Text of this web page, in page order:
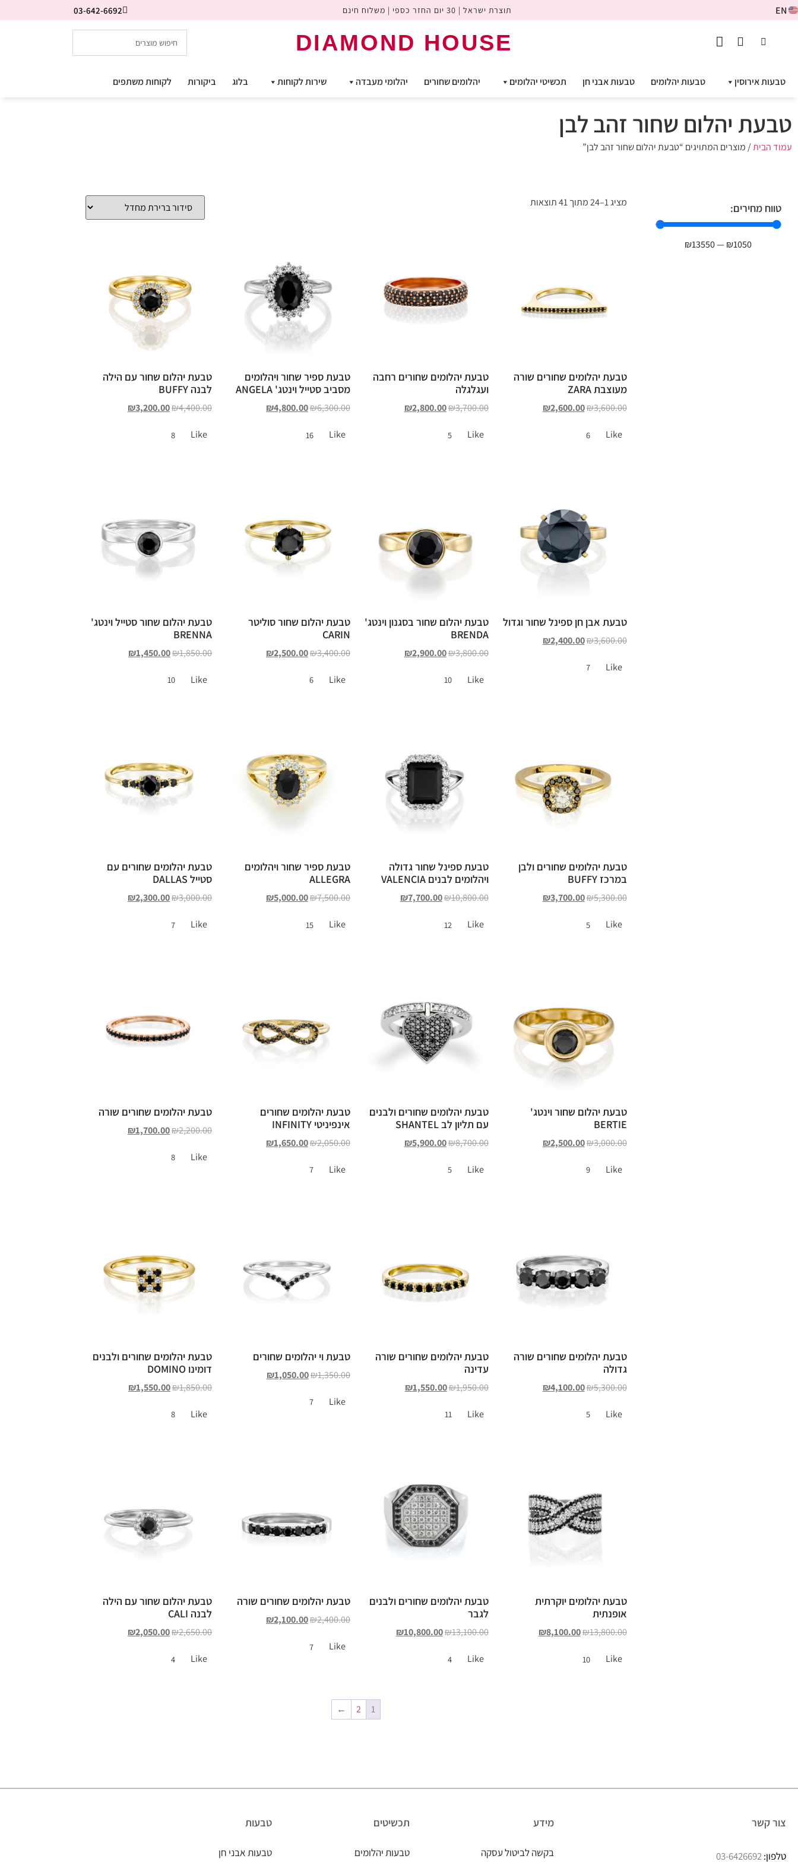
EN תוצרת ישראל | 30 יום החזר כספי | משלוח חינם 03-642-6692
DIAMOND HOUSE
טבעות אירוסין טבעות יהלומים טבעות אבני חן תכשיטי יהלומים יהלומים שחורים יהלומי מעבדה שירות לקוחות בלוג ביקורות לקוחות משתפים
טבעת יהלום שחור זהב לבן
עמוד הבית/ מוצרים המתויגים “טבעת יהלום שחור זהב לבן”
טווח מחירים:
₪1050
—
₪13550
מציג 1–24 מתוך 41 תוצאות
טבעת יהלומים שחורים שורה
מעוצבת ZARA
₪3,600.00
₪2,600.00
Like
6
טבעת יהלומים שחורים רחבה
ועגלגלה
₪3,700.00
₪2,800.00
Like
5
טבעת ספיר שחור ויהלומים
מסביב סטייל וינטג' ANGELA
₪6,300.00
₪4,800.00
Like
16
טבעת יהלום שחור עם הילה
לבנה BUFFY
₪4,400.00
₪3,200.00
Like
8
טבעת אבן חן ספינל שחור וגדול
₪3,600.00
₪2,400.00
Like
7
טבעת יהלום שחור בסגנון וינטג'
BRENDA
₪3,800.00
₪2,900.00
Like
10
טבעת יהלום שחור סוליטר
CARIN
₪3,400.00
₪2,500.00
Like
6
טבעת יהלום שחור סטייל וינטג'
BRENNA
₪1,850.00
₪1,450.00
Like
10
טבעת יהלומים שחורים ולבן
במרכז BUFFY
₪5,300.00
₪3,700.00
Like
5
טבעת ספינל שחור גדולה
ויהלומים לבנים VALENCIA
₪10,800.00
₪7,700.00
Like
12
טבעת ספיר שחור ויהלומים
ALLEGRA
₪7,500.00
₪5,000.00
Like
15
טבעת יהלומים שחורים עם
סטייל DALLAS
₪3,000.00
₪2,300.00
Like
7
טבעת יהלום שחור וינטג'
BERTIE
₪3,000.00
₪2,500.00
Like
9
טבעת יהלומים שחורים ולבנים
עם תליון לב SHANTEL
₪8,700.00
₪5,900.00
Like
5
טבעת יהלומים שחורים
אינפיניטי INFINITY
₪2,050.00
₪1,650.00
Like
7
טבעת יהלומים שחורים שורה
₪2,200.00
₪1,700.00
Like
8
טבעת יהלומים שחורים שורה
גדולה
₪5,300.00
₪4,100.00
Like
5
טבעת יהלומים שחורים שורה
עדינה
₪1,950.00
₪1,550.00
Like
11
טבעת וי יהלומים שחורים
₪1,350.00
₪1,050.00
Like
7
טבעת יהלומים שחורים ולבנים
דומינו DOMINO
₪1,850.00
₪1,550.00
Like
8
טבעת יהלומים יוקרתית
אופנתית
₪13,800.00
₪8,100.00
Like
10
טבעת יהלומים שחורים ולבנים
לגבר
₪13,100.00
₪10,800.00
Like
4
טבעת יהלומים שחורים שורה
₪2,400.00
₪2,100.00
Like
7
טבעת יהלום שחור עם הילה
לבנה CALI
₪2,650.00
₪2,050.00
Like
4
1
2
←
צור קשר
טלפון:03-6426692
מידע
בקשה לביטול עסקה
תכשיטים
טבעות יהלומים
טבעות
טבעות אבני חן